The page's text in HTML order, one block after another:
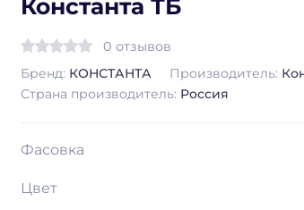
Константа ТБ
0 отзывов
Бренд: КОНСТАНТА Производитель:
Страна производитель: Россия
Фасовка
Цвет